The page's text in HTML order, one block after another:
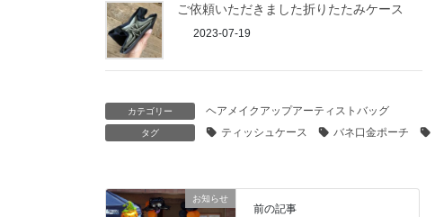
ご依頼いただきました折りたたみケース
2023-07-19
カテゴリー ヘアメイクアップアーティストバッグ
タグ ティッシュケース バネ口金ポーチ
お知らせ
前の記事